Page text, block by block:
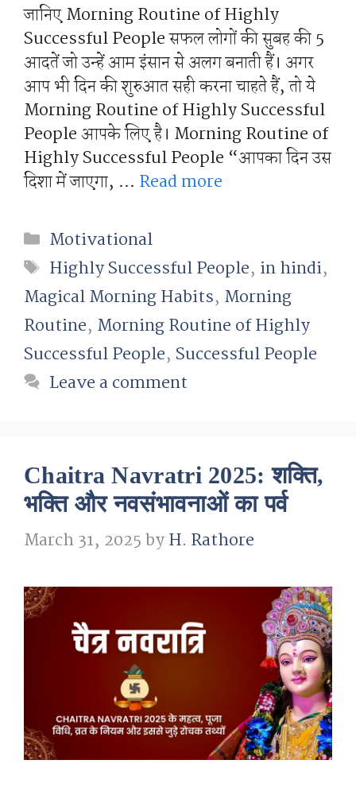
जानिए Morning Routine of Highly
Successful People सफल लोगों की सुबह की 5
आदतें जो उन्हें आम इंसान से अलग बनाती हैं। अगर
आप भी दिन की शुरुआत सही करना चाहते हैं, तो ये
Morning Routine of Highly Successful
People आपके लिए है। Morning Routine of
Highly Successful People “आपका दिन उस
दिशा में जाएगा, … Read more
Categories
Motivational
Tags
Highly Successful People, in hindi,
Magical Morning Habits, Morning
Routine, Morning Routine of Highly
Successful People, Successful People
Leave a comment
Chaitra Navratri 2025: शक्ति,
भक्ति और नवसंभावनाओं का पर्व
March 31, 2025byH. Rathore